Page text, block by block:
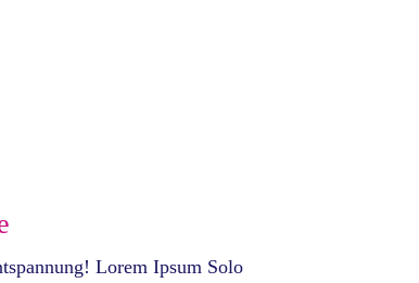
Lorem Ipsum Solo